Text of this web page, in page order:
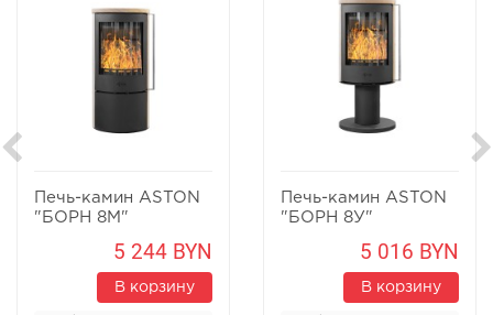
Печь-камин ASTON
"БОРН 8М"
5 244 BYN
В корзину
Печь-камин ASTON
"БОРН 8У"
5 016 BYN
В корзину